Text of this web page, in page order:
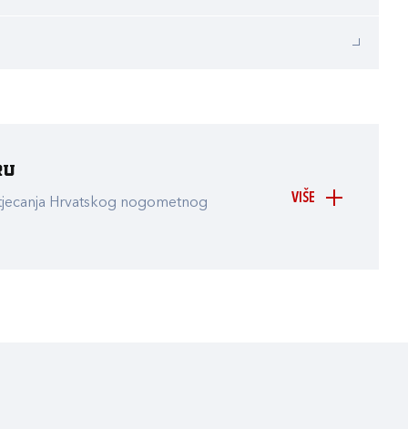
VIŠE
Hrvatskog nogometnog